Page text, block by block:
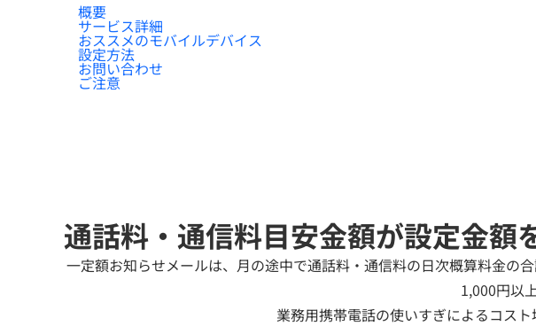
概要
サービス詳細
おススメのモバイルデバイス
設定方法
お問い合わせ
ご注意
通話料・通信料目安金額が設定金額
一定額お知らせメールは、月の途中で通話料・通信料の日次概算料金の
1,000円以
業務用携帯電話の使いすぎによるコス